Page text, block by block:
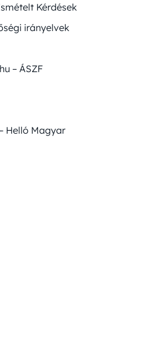
Kérdések
irányelvek
– ÁSZF
Helló Magyar